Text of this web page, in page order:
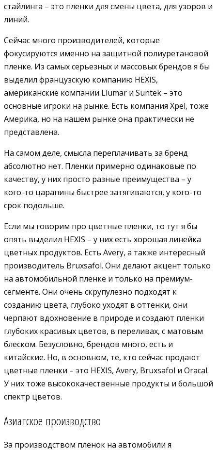
стайлинга – это пленки для смены цвета, для узоров и
линий.
Сейчас много производителей, которые
фокусируются именно на защитной полиуретановой
пленке. Из самых серьезных и массовых брендов я бы
выделил французскую компанию HEXIS,
американские компании Llumar и Suntek – это
основные игроки на рынке. Есть компания Xpel, тоже
Америка, но на нашем рынке она практически не
представлена.
На самом деле, смысла переплачивать за бренд
абсолютно нет. Пленки примерно одинаковые по
качеству, у них просто разные преимущества – у
кого-то царапины быстрее затягиваются, у кого-то
срок подольше.
Если мы говорим про цветные пленки, то тут я бы
опять выделил HEXIS – у них есть хорошая линейка
цветных продуктов. Есть Avery, а также интересный
производитель Bruxsafol. Они делают акцент только
на автомобильной пленке и только на премиум-
сегменте. Они очень скрупулезно подходят к
созданию цвета, глубоко уходят в оттенки, они
черпают вдохновение в природе и создают пленки
глубоких красивых цветов, в переливах, с матовым
блеском. Безусловно, брендов много, есть и
китайские. Но, в основном, те, кто сейчас продают
цветные пленки – это HEXIS, Avery, Bruxsafol и Oracal.
У них тоже высококачественные продукты и большой
спектр цветов.
Азиатское производство
За производством пленок на автомобили я